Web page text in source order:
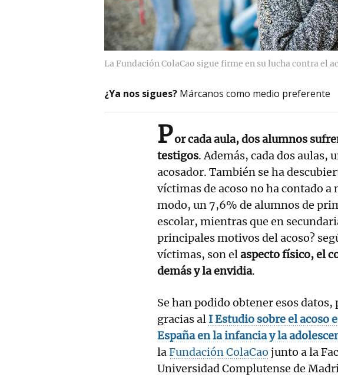
La Fundación ColaCao sigue firme en su lucha contra el
¿Ya nos sigues? Márcanos como medio preferente
Por cada aula, dos alumnos
testigos. Además, cada dos aulas,
acosador. También se ha
víctimas de acoso no ha contado a
modo, un 7,6% de alumnos de
escolar, mientras que en
principales motivos del acoso?
víctimas, son elaspecto físico, el
demás y la envidia.
Se han podido obtener esos
gracias al I Estudio sobre el acoso
España en la infancia y la
laFundación ColaCao junto a la
Universidad Complutense de